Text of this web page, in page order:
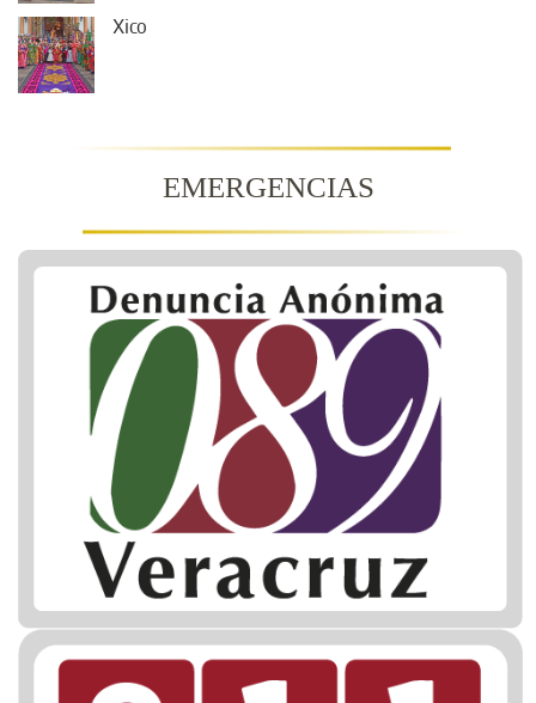
Xico
EMERGENCIAS